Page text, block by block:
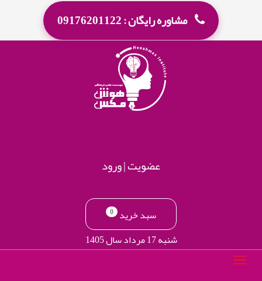
مشاوره رایگان : 09176201122
عضویت|ورود
سبد خرید 0
شنبه 17 مرداد سال 1405